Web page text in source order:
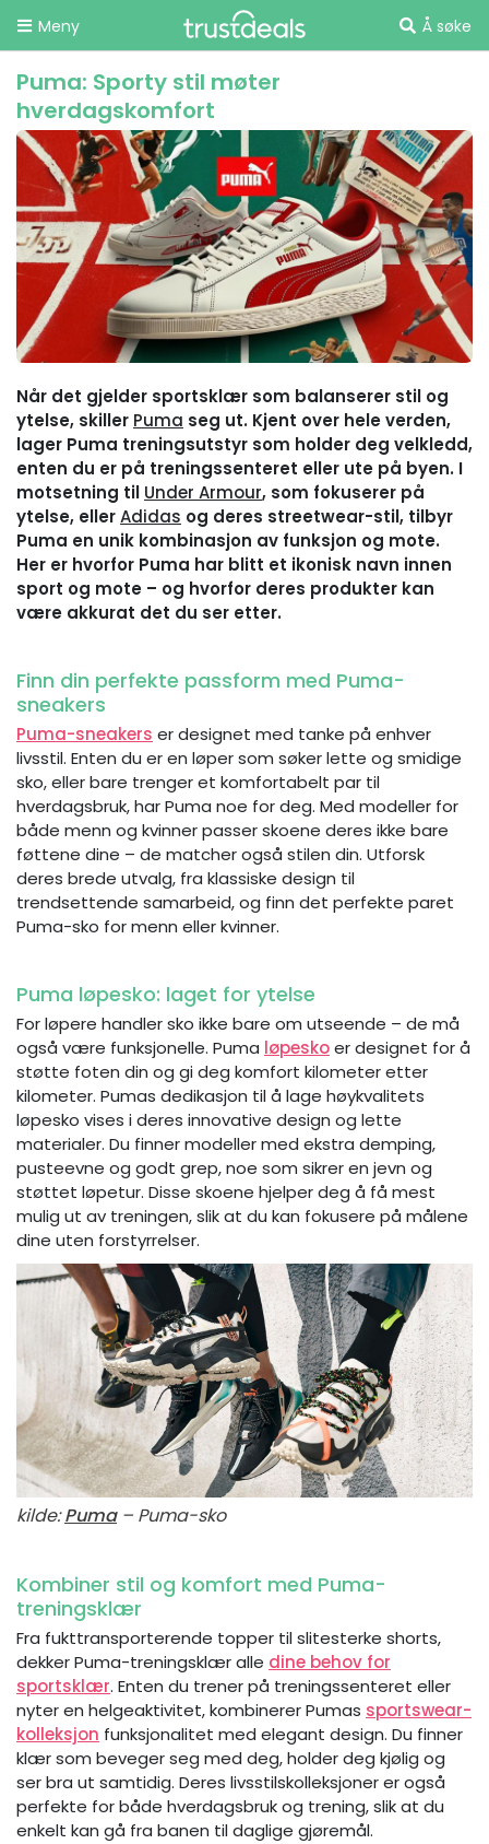
Meny Å søke
Puma: Sporty stil møter
hverdagskomfort
Når det gjelder sportsklær som balanserer stil og
ytelse, skiller Puma seg ut. Kjent over hele verden,
lager Puma treningsutstyr som holder deg velkledd,
enten du er på treningssenteret eller ute på byen. I
motsetning til Under Armour, som fokuserer på
ytelse, ellerAdidas og deres streetwear-stil, tilbyr
Puma en unik kombinasjon av funksjon og mote.
Her er hvorfor Puma har blitt et ikonisk navn innen
sport og mote – og hvorfor deres produkter kan
være akkurat det du ser etter.
Finn din perfekte passform med Puma-
sneakers
Puma-sneakers er designet med tanke på enhver
livsstil. Enten du er en løper som søker lette og smidige
sko, eller bare trenger et komfortabelt par til
hverdagsbruk, har Puma noe for deg. Med modeller for
både menn og kvinner passer skoene deres ikke bare
føttene dine – de matcher også stilen din. Utforsk
deres brede utvalg, fra klassiske design til
trendsettende samarbeid, og finn det perfekte paret
Puma-sko for menn eller kvinner.
Puma løpesko: laget for ytelse
For løpere handler sko ikke bare om utseende – de må
også være funksjonelle. Puma løpeskoer designet for å
støtte foten din og gi deg komfort kilometer etter
kilometer. Pumas dedikasjon til å lage høykvalitets
løpesko vises i deres innovative design og lette
materialer. Du finner modeller med ekstra demping,
pusteevne og godt grep, noe som sikrer en jevn og
støttet løpetur. Disse skoene hjelper deg å få mest
mulig ut av treningen, slik at du kan fokusere på målene
dine uten forstyrrelser.
kilde:Puma– Puma-sko
Kombiner stil og komfort med Puma-
treningsklær
Fra fukttransporterende topper til slitesterke shorts,
dekker Puma-treningsklær alle dine behov for
sportsklær. Enten du trener på treningssenteret eller
nyter en helgeaktivitet, kombinerer Pumas sportswear-
kolleksjon funksjonalitet med elegant design. Du finner
klær som beveger seg med deg, holder deg kjølig og
ser bra ut samtidig. Deres livsstilskolleksjoner er også
perfekte for både hverdagsbruk og trening, slik at du
enkelt kan gå fra banen til daglige gjøremål.